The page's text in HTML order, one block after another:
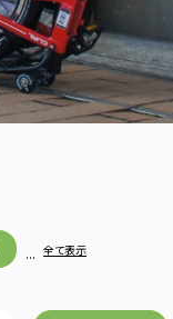
… 全て表示